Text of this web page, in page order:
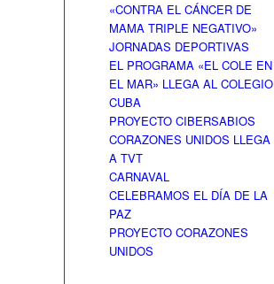
«CONTRA EL CÁNCER DE
MAMA TRIPLE NEGATIVO»
JORNADAS DEPORTIVAS
EL PROGRAMA «EL COLE EN
EL MAR» LLEGA AL COLEGIO
CUBA
PROYECTO CIBERSABIOS
CORAZONES UNIDOS LLEGA
A TVT
CARNAVAL
CELEBRAMOS EL DÍA DE LA
PAZ
PROYECTO CORAZONES
UNIDOS